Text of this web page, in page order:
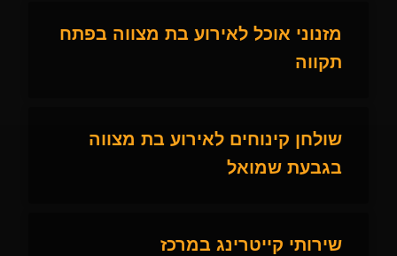
מזנוני אוכל לאירוע בת מצווה בפתח
תקווה
שולחן קינוחים לאירוע בת מצווה
בגבעת שמואל
שירותי קייטרינג במרכז